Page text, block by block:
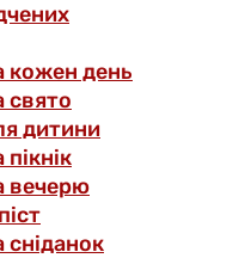
кожен день
свято
дитини
вечерю